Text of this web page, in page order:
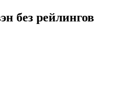
без рейлингов